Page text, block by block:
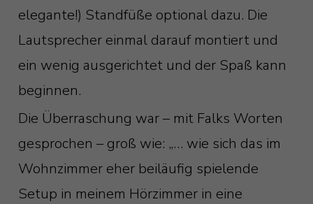
elegante!) Standfüße optional dazu. Die
Lautsprecher einmal darauf montiert und
ein wenig ausgerichtet und der Spaß kann
beginnen.
Die Überraschung war – mit Falks Worten
gesprochen – groß wie: „… wie sich das im
Wohnzimmer eher beiläufig spielende
Setup in meinem Hörzimmer in eine